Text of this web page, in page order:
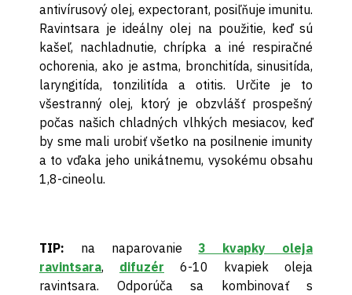
antivírusový olej, expectorant, posiľňuje imunitu.
Ravintsara je ideálny olej na použitie, keď sú
kašeľ, nachladnutie, chrípka a iné respiračné
ochorenia, ako je astma, bronchitída, sinusitída,
laryngitída, tonzilitída a otitis. Určite je to
všestranný olej, ktorý je obzvlášť prospešný
počas našich chladných vlhkých mesiacov, keď
by sme mali urobiť všetko na posilnenie imunity
a to vďaka jeho unikátnemu, vysokému obsahu
1,8-cineolu.
TIP: na naparovanie3 kvapky oleja
ravintsara, difuzér 6-10 kvapiek oleja
ravintsara. Odporúča sa kombinovať s